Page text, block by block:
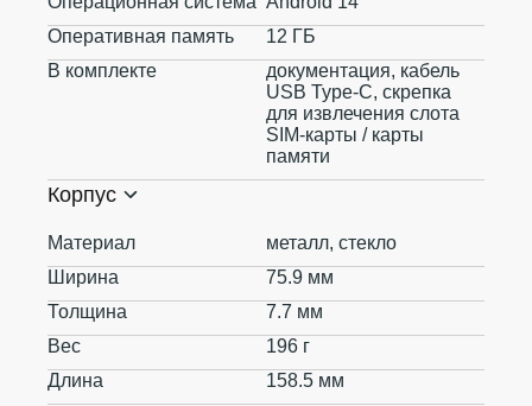
Оперативная память
12 ГБ
В комплекте
документация, кабель
USB Type-C, скрепка
для извлечения слота
SIM-карты / карты
памяти
Корпус
Материал
металл, стекло
Ширина
75.9 мм
Толщина
7.7 мм
Вес
196 г
Длина
158.5 мм